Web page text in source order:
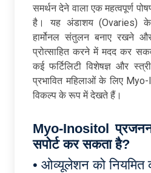
समर्थन देने वाला एक महत्वपूर्ण
है। यह अंडाशय (Ovaries) के
हार्मोनल संतुलन बनाए रखने
प्रोत्साहित करने में मदद कर
कई फर्टिलिटी विशेषज्ञ और
प्रभावित महिलाओं के लिए
विकल्प के रूप में देखते हैं।
Myo-Inositol
सपोर्ट कर सकता है?
• ओव्यूलेशन को नियमित